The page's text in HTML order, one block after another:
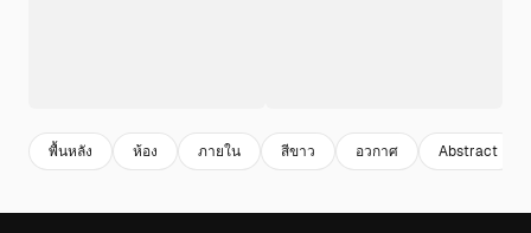
พื้นหลัง ห้อง ภายใน สีขาว อวกาศ Abstract